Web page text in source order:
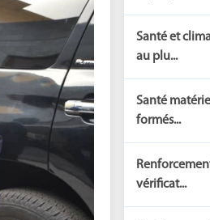
Santé et
au plu...
Santé
formés...
vérificat...